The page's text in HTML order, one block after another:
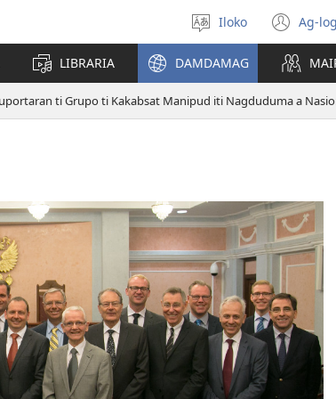
Agpili
iti
lengguahe
Iloko Ag-
iti
a
LIBRARIA DAMDAMAG